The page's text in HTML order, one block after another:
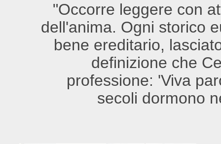
"Occorre leggere con
dell'anima. Ogni storico
bene ereditario,
definizione che
professione: 'Viva
secoli dormono